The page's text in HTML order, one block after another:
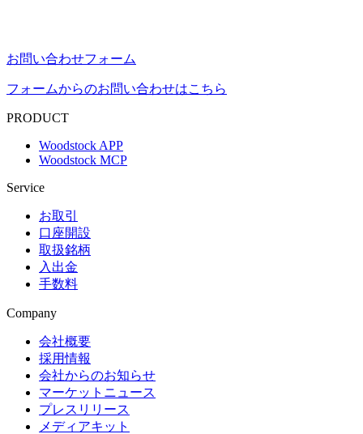
お問い合わせフォーム
フォームからのお問い合わせはこちら
PRODUCT
Woodstock APP
Woodstock MCP
Service
お取引
口座開設
取扱銘柄
入出金
手数料
Company
会社概要
採用情報
会社からのお知らせ
マーケットニュース
プレスリリース
メディアキット